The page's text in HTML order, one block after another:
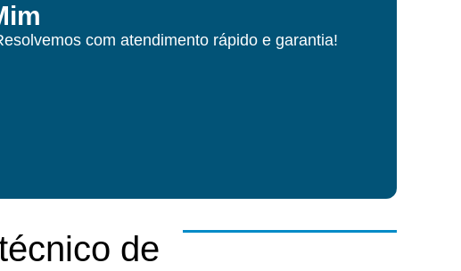
com atendimento rápido e garantia!
de